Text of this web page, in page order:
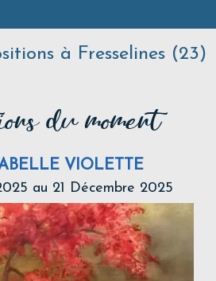
à Fresselines (23)
du moment
VIOLETTE
au 21 Décembre 2025